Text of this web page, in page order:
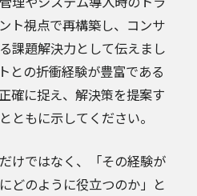
ト視点で再構築し、コンサ
課題解決力として伝えまし
との折衝経験が豊富である
確に捉え、解決策を提案す
ともに示してください。
けではなく、「その経験が
どのように役立つのか」と